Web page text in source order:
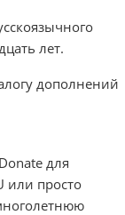
лет.
дополнений
для
или просто